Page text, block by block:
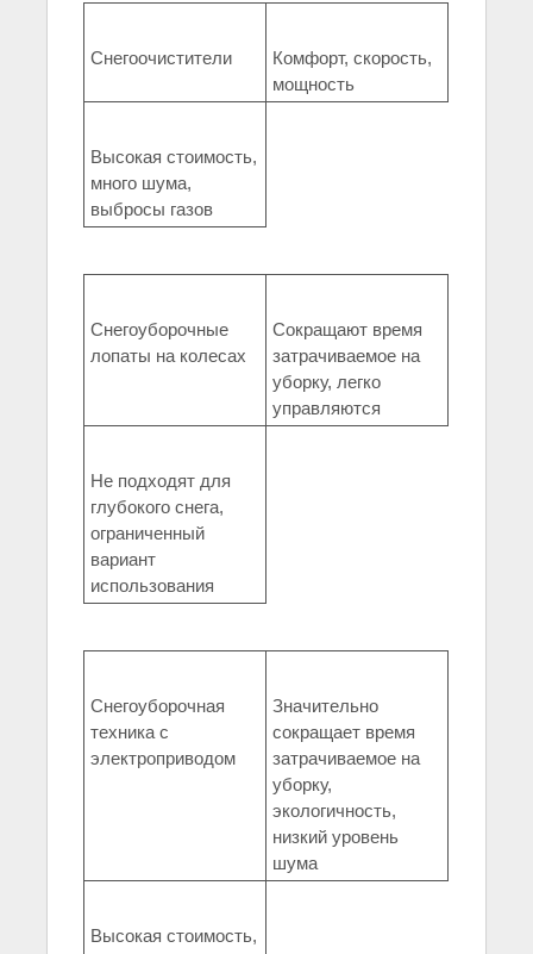
Снегоочистители
Комфорт, скорость,
мощность
Высокая стоимость,
много шума,
выбросы газов
Снегоуборочные
лопаты на колесах
Сокращают время
затрачиваемое на
уборку, легко
управляются
Не подходят для
глубокого снега,
ограниченный
вариант
использования
Снегоуборочная
техника с
электроприводом
Значительно
сокращает время
затрачиваемое на
уборку,
экологичность,
низкий уровень
шума
Высокая стоимость,